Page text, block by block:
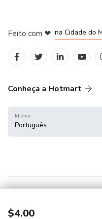
$4.00
Feito com ❤ na Cidade do
Conheça a Hotmart
Idioma
Português